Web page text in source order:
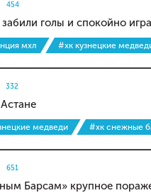
454
голы и спокойно
мхл #хк кузнецкие
332
медведи #хк снежные
651
Барсам» крупное